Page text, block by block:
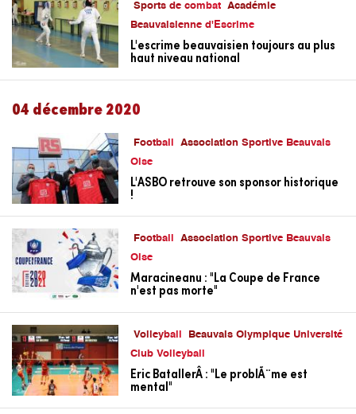
Sports de combat
Académie
Beauvaisienne d'Escrime
L'escrime beauvaisien toujours au plus
haut niveau national
04 décembre 2020
Football
Association Sportive Beauvais
Oise
L'ASBO retrouve son sponsor historique
!
Football
Association Sportive Beauvais
Oise
Maracineanu : "La Coupe de France
n'est pas morte"
Volleyball
Beauvais Olympique Université
Club Volleyball
Eric BatallerÂ : "Le problÃ¨me est
mental"